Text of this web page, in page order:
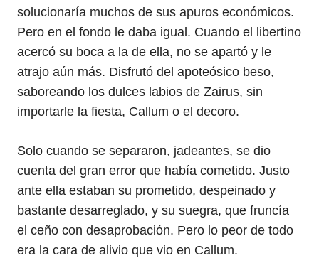
solucionaría muchos de sus apuros económicos.
Pero en el fondo le daba igual. Cuando el libertino
acercó su boca a la de ella, no se apartó y le
atrajo aún más. Disfrutó del apoteósico beso,
saboreando los dulces labios de Zairus, sin
importarle la fiesta, Callum o el decoro.
Solo cuando se separaron, jadeantes, se dio
cuenta del gran error que había cometido. Justo
ante ella estaban su prometido, despeinado y
bastante desarreglado, y su suegra, que fruncía
el ceño con desaprobación. Pero lo peor de todo
era la cara de alivio que vio en Callum.